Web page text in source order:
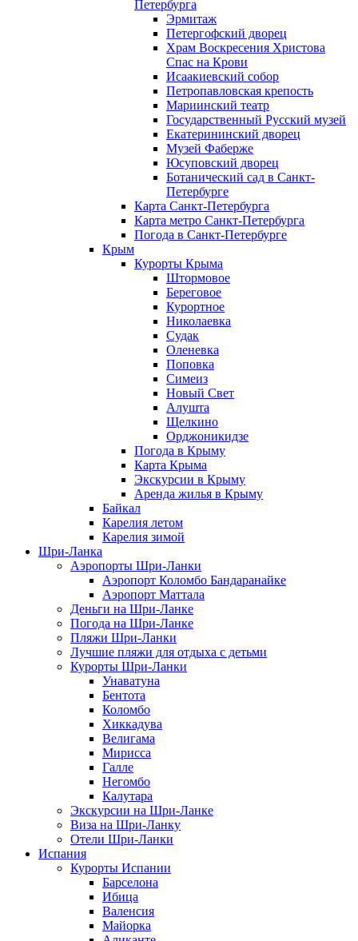
Петербурга
Эрмитаж
Петергофский дворец
Храм Воскресения Христова
Спас на Крови
Исаакиевский собор
Петропавловская крепость
Мариинский театр
Государственный Русский музей
Екатерининский дворец
Музей Фаберже
Юсуповский дворец
Ботанический сад в Санкт-
Петербурге
Карта Санкт-Петербурга
Карта метро Санкт-Петербурга
Погода в Санкт-Петербурге
Крым
Курорты Крыма
Штормовое
Береговое
Курортное
Николаевка
Судак
Оленевка
Поповка
Симеиз
Новый Свет
Алушта
Щелкино
Орджоникидзе
Погода в Крыму
Карта Крыма
Экскурсии в Крыму
Аренда жилья в Крыму
Байкал
Карелия летом
Карелия зимой
Шри-Ланка
Аэропорты Шри-Ланки
Аэропорт Коломбо Бандаранайке
Аэропорт Маттала
Деньги на Шри-Ланке
Погода на Шри-Ланке
Пляжи Шри-Ланки
Лучшие пляжи для отдыха с детьми
Курорты Шри-Ланки
Унаватуна
Бентота
Коломбо
Хиккадува
Велигама
Мирисса
Галле
Негомбо
Калутара
Экскурсии на Шри-Ланке
Виза на Шри-Ланку
Отели Шри-Ланки
Испания
Курорты Испании
Барселона
Ибица
Валенсия
Майорка